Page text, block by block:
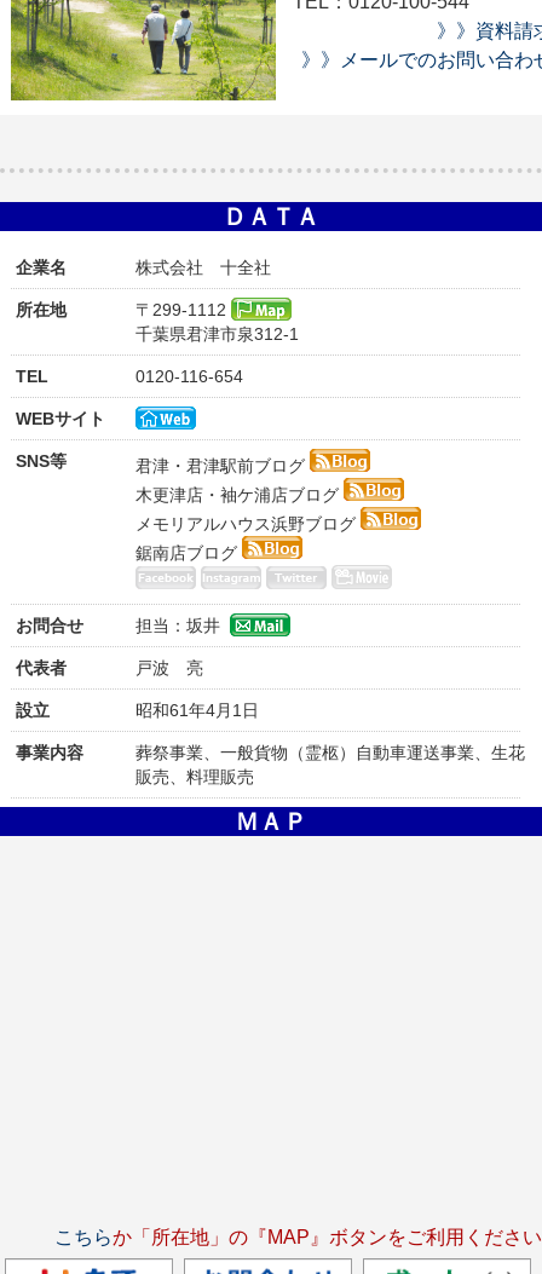
》》資料請
》》メールでのお問い合わ
ＤＡＴＡ
企業名 株式会社 十全社
所在地
〒299-1112
千葉県君津市泉312-1
TEL 0120-116-654
WEBサイト
SNS等
君津・君津駅前ブログ
木更津店・袖ケ浦店ブログ
メモリアルハウス浜野ブログ
鋸南店ブログ
お問合せ 担当：坂井
代表者 戸波 亮
設立 昭和61年4月1日
事業内容
葬祭事業、一般貨物（霊柩）自動車運送事業、生花
販売、料理販売
ＭＡＰ
こちらか「所在地」の『MAP』ボタンをご利用ください